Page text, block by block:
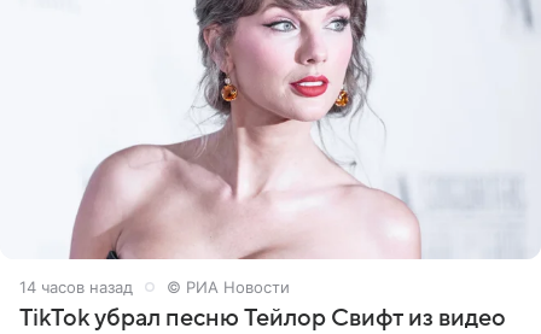
14 часов назад © РИА Новости
TikTok убрал песню Тейлор Свифт из видео